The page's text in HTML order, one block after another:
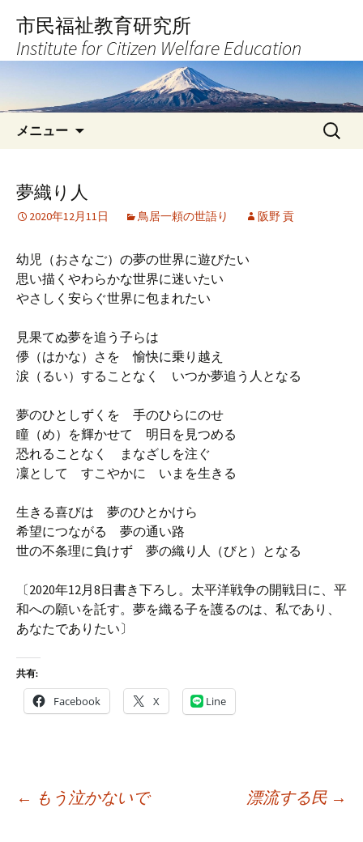
へ
キ
市民福祉教育研究所
Institute for Citizen Welfare Education
メニュー
検
索:
夢織り人
2020年12月11日 鳥居一頼の世語り 阪野 貢
幼児（おさなご）の夢の世界に遊びたい
思い描くやわらかな世界に迷いたい
やさしく安らぐ世界に包まれたい
見果てぬ夢を追う子らは
儚（はかな）さを 愉快に乗り越え
涙（るい）することなく いつか夢追う人となる
夢のひとしずくを 手のひらにのせ
瞳（め）を輝かせて 明日を見つめる
恐れることなく まなざしを注ぐ
凜として すこやかに いまを生きる
生きる喜びは 夢のひとかけら
希望につながる 夢の通い路
世の不条理に負けず 夢の織り人（びと）となる
〔2020年12月8日書き下ろし。太平洋戦争の開戦日に、平
和への願いを託す。夢を織る子を護るのは、私であり、
あなたでありたい〕
共有:
Facebook X Line
← もう泣かないで 漂流する民 →